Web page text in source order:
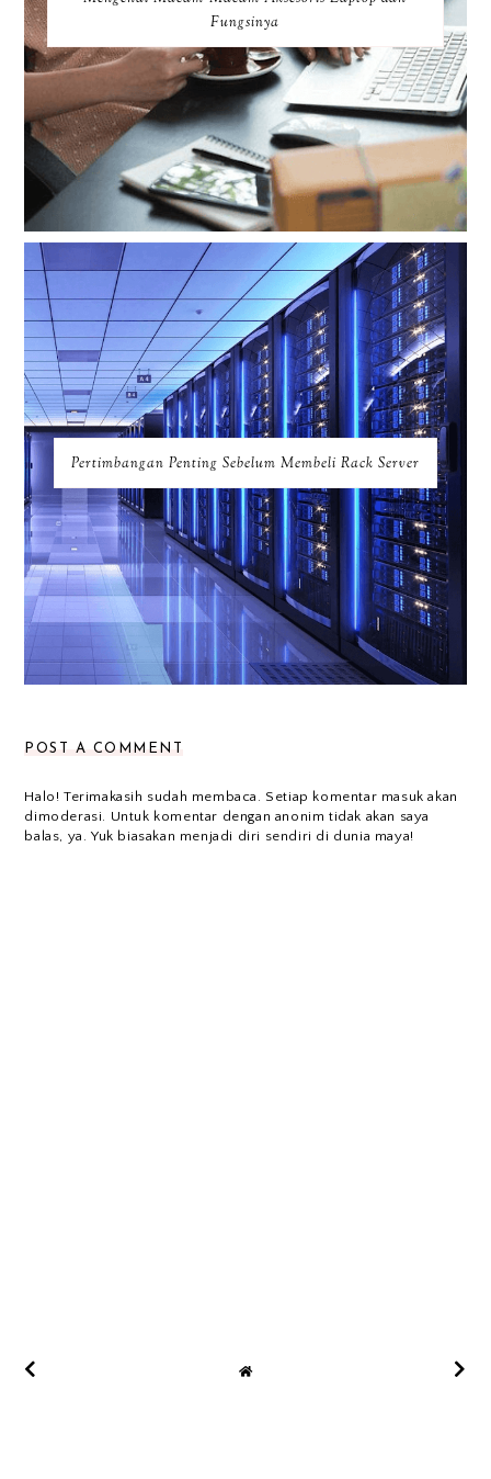
Fungsinya
Pertimbangan Penting Sebelum Membeli Rack Server
POST A COMMENT
Halo! Terimakasih sudah membaca. Setiap komentar masuk akan
dimoderasi. Untuk komentar dengan anonim tidak akan saya
balas, ya. Yuk biasakan menjadi diri sendiri di dunia maya!